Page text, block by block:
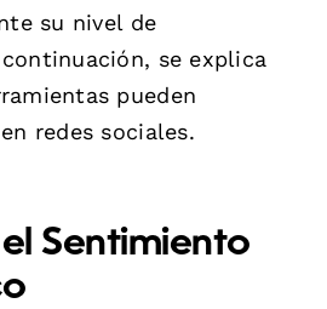
su nivel de
se explica
pueden
redes sociales.
Sentimiento